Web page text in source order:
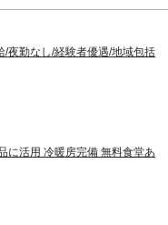
夜勤なし/経験者優遇/地域包括
に活用 冷暖房完備 無料食堂あ